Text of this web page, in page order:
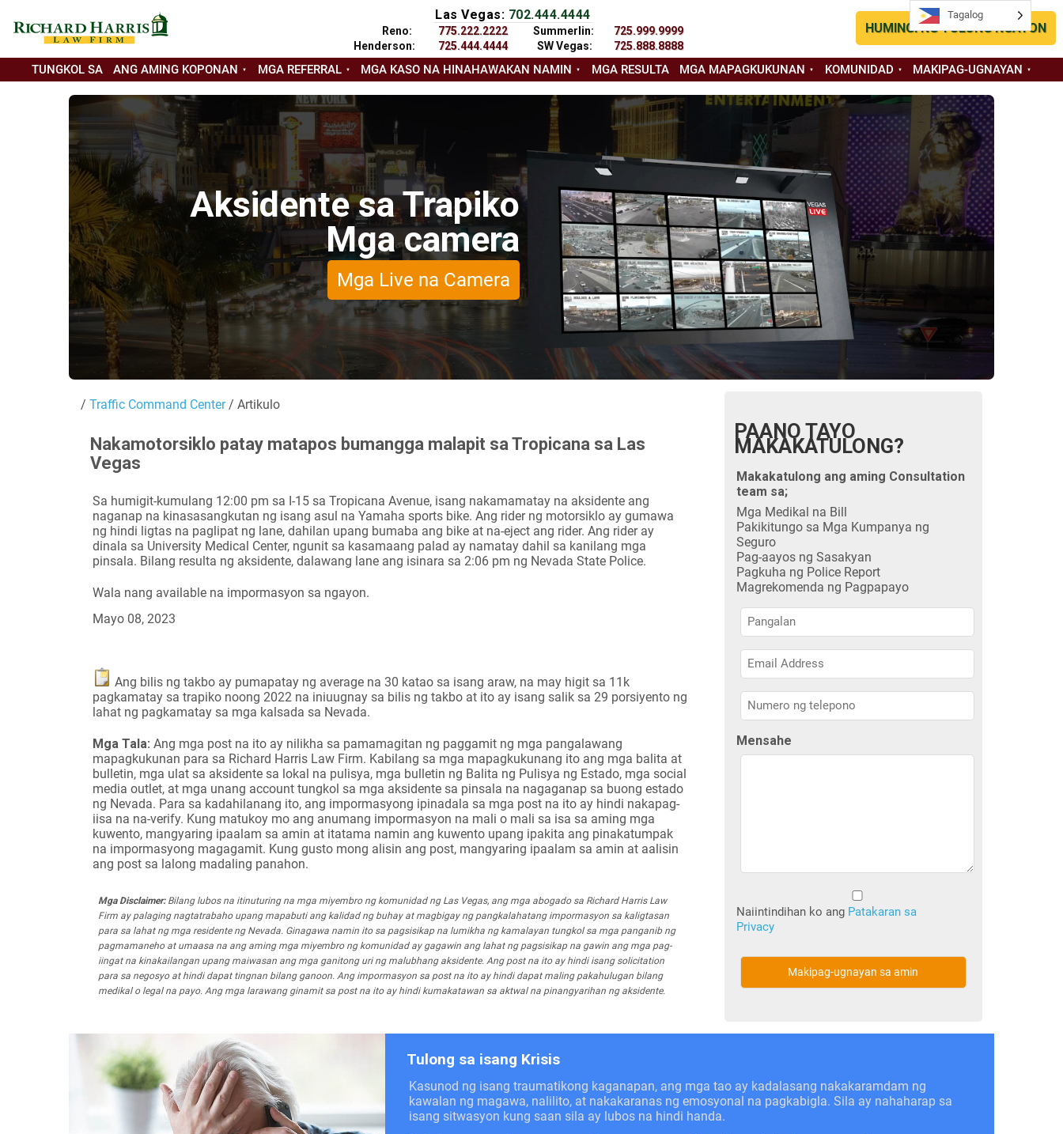
Las Vegas: 702.444.4444
Reno:
775.222.2222
Henderson:
725.444.4444
Summerlin:
725.999.9999
SW Vegas:
725.888.8888
HUMINGI NG TULONG NGAYON
TUNGKOL SA ANG AMING KOPONAN MGA REFERRAL MGA KASO NA HINAHAWAKAN NAMIN MGA RESULTA MGA MAPAGKUKUNAN KOMUNIDAD MAKIPAG-UGNAYAN
Aksidente sa Trapiko
Mga camera
Mga Live na Camera
/ Traffic Command Center/ Artikulo
Nakamotorsiklo patay matapos bumangga malapit sa Tropicana sa Las
Vegas
Sa humigit-kumulang 12:00 pm sa I-15 sa Tropicana Avenue, isang nakamamatay na aksidente ang
naganap na kinasasangkutan ng isang asul na Yamaha sports bike. Ang rider ng motorsiklo ay gumawa
ng hindi ligtas na paglipat ng lane, dahilan upang bumaba ang bike at na-eject ang rider. Ang rider ay
dinala sa University Medical Center, ngunit sa kasamaang palad ay namatay dahil sa kanilang mga
pinsala. Bilang resulta ng aksidente, dalawang lane ang isinara sa 2:06 pm ng Nevada State Police.
Wala nang available na impormasyon sa ngayon.
Mayo 08, 2023
Ang bilis ng takbo ay pumapatay ng average na 30 katao sa isang araw, na may higit sa 11k
pagkamatay sa trapiko noong 2022 na iniuugnay sa bilis ng takbo at ito ay isang salik sa 29 porsiyento ng
lahat ng pagkamatay sa mga kalsada sa Nevada.
Mga Tala: Ang mga post na ito ay nilikha sa pamamagitan ng paggamit ng mga pangalawang
mapagkukunan para sa Richard Harris Law Firm. Kabilang sa mga mapagkukunang ito ang mga balita at
bulletin, mga ulat sa aksidente sa lokal na pulisya, mga bulletin ng Balita ng Pulisya ng Estado, mga social
media outlet, at mga unang account tungkol sa mga aksidente sa pinsala na nagaganap sa buong estado
ng Nevada. Para sa kadahilanang ito, ang impormasyong ipinadala sa mga post na ito ay hindi nakapag-
iisa na na-verify. Kung matukoy mo ang anumang impormasyon na mali o mali sa isa sa aming mga
kuwento, mangyaring ipaalam sa amin at itatama namin ang kuwento upang ipakita ang pinakatumpak
na impormasyong magagamit. Kung gusto mong alisin ang post, mangyaring ipaalam sa amin at aalisin
ang post sa lalong madaling panahon.
Mga Disclaimer:Bilang lubos na itinuturing na mga miyembro ng komunidad ng Las Vegas, ang mga abogado sa Richard Harris Law
Firm ay palaging nagtatrabaho upang mapabuti ang kalidad ng buhay at magbigay ng pangkalahatang impormasyon sa kaligtasan
para sa lahat ng mga residente ng Nevada. Ginagawa namin ito sa pagsisikap na lumikha ng kamalayan tungkol sa mga panganib ng
pagmamaneho at umaasa na ang aming mga miyembro ng komunidad ay gagawin ang lahat ng pagsisikap na gawin ang mga pag-
iingat na kinakailangan upang maiwasan ang mga ganitong uri ng malubhang aksidente. Ang post na ito ay hindi isang solicitation
para sa negosyo at hindi dapat tingnan bilang ganoon. Ang impormasyon sa post na ito ay hindi dapat maling pakahulugan bilang
medikal o legal na payo. Ang mga larawang ginamit sa post na ito ay hindi kumakatawan sa aktwal na pinangyarihan ng aksidente.
PAANO TAYO
MAKAKATULONG?
Makakatulong ang aming Consultation
team sa;
Mga Medikal na Bill
Pakikitungo sa Mga Kumpanya ng
Seguro
Pag-aayos ng Sasakyan
Pagkuha ng Police Report
Magrekomenda ng Pagpapayo
Pangalan
Pangalan
Pangalan
Mensahe
Pamagat
(Kinakailangan)
Naiintindihan ko ang Patakaran sa
Privacy
Tulong sa isang Krisis
Kasunod ng isang traumatikong kaganapan, ang mga tao ay kadalasang nakakaramdam ng
kawalan ng magawa, nalilito, at nakakaranas ng emosyonal na pagkabigla. Sila ay nahaharap sa
isang sitwasyon kung saan sila ay lubos na hindi handa.
Tagalog
Tagalog